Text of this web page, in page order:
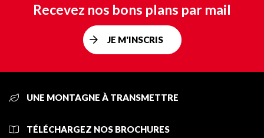
Recevez nos bons plans par mail
JE M'INSCRIS
UNE MONTAGNE À TRANSMETTRE
TÉLÉCHARGEZ NOS BROCHURES